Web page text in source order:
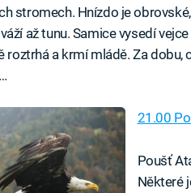
stromech. Hnízdo je
až tunu. Samice vysedí
roztrhá a krmí mládě. Za
21.00
Poušť
Některé